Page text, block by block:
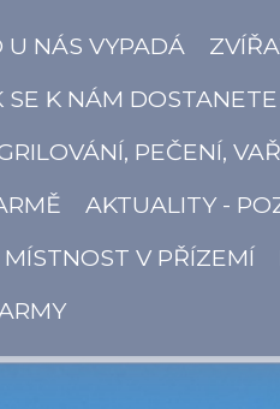
U NÁS VYPADÁ
SE K NÁM DOSTANETE
PEČENÍ,
AKTUALITY -
V PŘÍZEMÍ